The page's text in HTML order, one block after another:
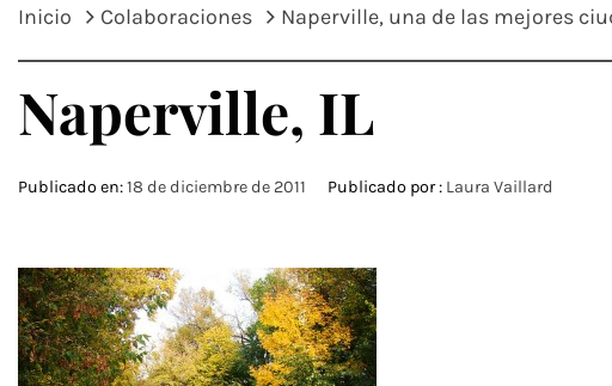
Inicio Colaboraciones Naperville, una de las mejores
Naperville, IL
Publicado en:18 de diciembre de 2011 Publicado por : Laura Vaillard